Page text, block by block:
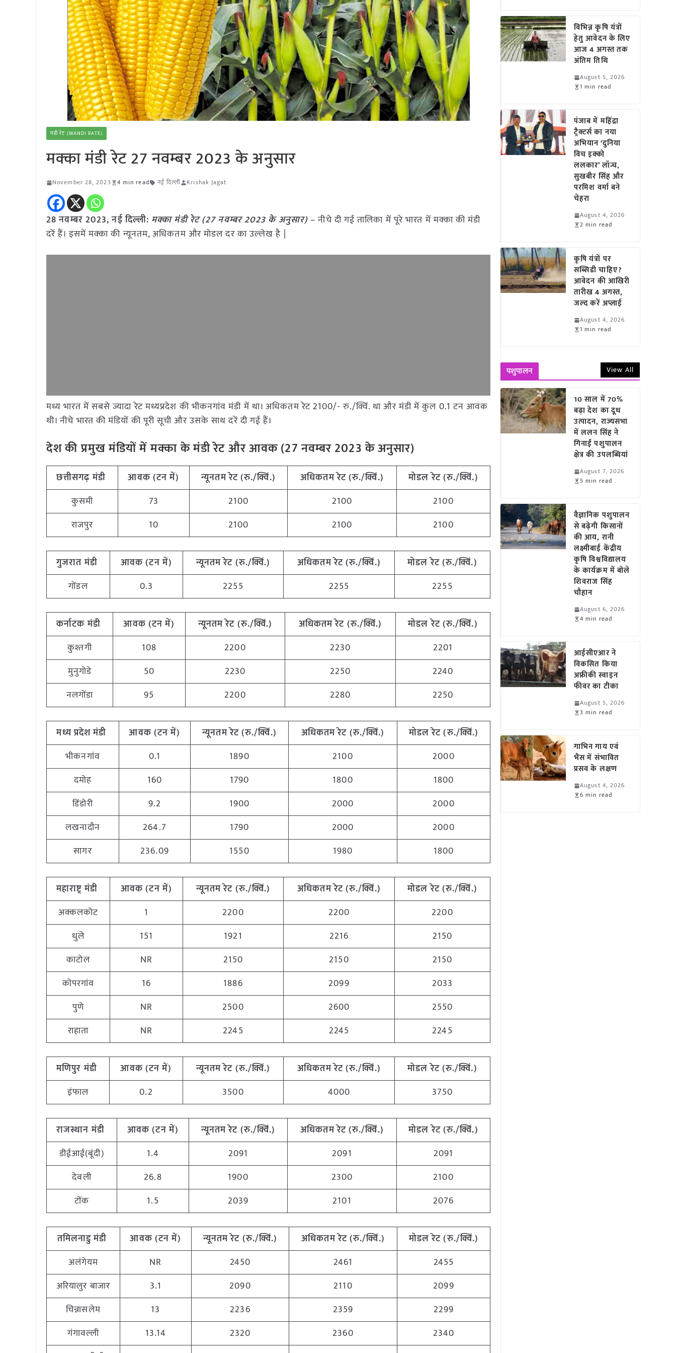
मंडी रेट (MANDI RATE)
मक्का मंडी रेट 27 नवम्बर 2023 के अनुसार
November 28, 2023 4 min read नई दिल्ली Krishak Jagat
28 नवम्बर 2023, नई दिल्ली: मक्कामंडी रेट (27 नवम्बर2023 के अनुसार) – नीचे दी गई तालिका में पूरे भारत में मक्का की मंडी
दरें हैं। इसमें मक्का की न्यूनतम, अधिकतम और मोडल दर का उल्लेख है |
मध्य भारत में सबसे ज्यादा रेट मध्यप्रदेश की भीकनगांव मंडी में था। अधिकतम रेट 2100/- रु./क्विं. था और मंडी में कुल 0.1 टन आवक
थी। नीचे भारत की मंडियों की पूरी सूची और उसके साथ दरें दी गई हैं।
देश की प्रमुख मंडियों में मक्काके मंडी रेट और आवक (27 नवम्बर 2023 के अनुसार)
छत्तीसगढ़मंडी आवक (टन में) न्यूनतमरेट (रु./क्विं.) अधिकतमरेट (रु./क्विं.) मोडल रेट(रु./क्विं.)
कुसमी
73 2100 2100
2100
राजपुर
10 2100 2100 2100
गुजरातमंडी आवक (टनमें) न्यूनतमरेट (रु./क्विं.) अधिकतमरेट (रु./क्विं.) मोडल रेट(रु./क्विं.)
गोंडल
0.3 2255 2255 2255
कर्नाटकमंडी आवक (टन में) न्यूनतमरेट (रु./क्विं.) अधिकतमरेट (रु./क्विं.) मोडल रेट(रु./क्विं.)
कुश्तगी
108 2200 2230
2201
मुनुगोडे
50 2230 2250
2240
नलगोंडा
95 2200 2280 2250
मध्यप्रदेश मंडी आवक (टन में) न्यूनतमरेट (रु./क्विं.) अधिकतमरेट (रु./क्विं.) मोडल रेट(रु./क्विं.)
भीकनगांव
0.1 1890 2100
2000
दमोह
160 1790 1800
1800
डिंडोरी
9.2 1900 2000
2000
लखनादौन
264.7 1790 2000
2000
सागर
236.09 1550 1980 1800
महाराष्ट्रमंडी आवक (टनमें) न्यूनतमरेट (रु./क्विं.) अधिकतमरेट (रु./क्विं.) मोडल रेट(रु./क्विं.)
अक्कलकोट
1 2200 2200
2200
धुले
151 1921 2216
2150
काटोल
NR 2150 2150
2150
कोपरगांव
16 1886 2099
2033
पुणे
NR 2500 2600
2550
राहाता
NR 2245 2245 2245
मणिपुर मंडी आवक (टन में) न्यूनतमरेट (रु./क्विं.) अधिकतमरेट (रु./क्विं.) मोडल रेट(रु./क्विं.)
इंफाल
0.2 3500 4000 3750
राजस्थान मंडी आवक (टनमें) न्यूनतमरेट (रु./क्विं.) अधिकतमरेट (रु./क्विं.) मोडल रेट(रु./क्विं.)
डीईआई(बूंदी)
1.4 2091 2091
2091
देवली
26.8 1900 2300
2100
टोंक
1.5 2039 2101 2076
तमिलनाडुमंडी आवक (टन में) न्यूनतमरेट (रु./क्विं.) अधिकतमरेट (रु./क्विं.) मोडल रेट(रु./क्विं.)
अलंगेयम
NR 2450 2461
2455
अरियालुर बाजार
3.1 2090 2110
2099
चिन्नासलेम
13 2236 2359
2299
गंगावल्ली
13.14 2320 2360
2340
विभिन्न कृषि यंत्रों
हेतु आवेदन के लिए
आज 4 अगस्त तक
अंतिम तिथि
August 5, 2026
1 min read
पंजाब में महिंद्रा
ट्रैक्टर्स का नया
अभियान ‘दुनिया
विच इक्को
ललकार’ लॉन्च,
सुखबीर सिंह और
परमिश वर्मा बने
चेहरा
August 4, 2026
2 min read
कृषि यंत्रों पर
सब्सिडी चाहिए?
आवेदन की आखिरी
तारीख 4 अगस्त,
जल्द करें अप्लाई
August 4, 2026
1 min read
पशुपालन View All
10 साल में 70%
बढ़ा देश का दूध
उत्पादन, राज्यसभा
में ललन सिंह ने
गिनाईं पशुपालन
क्षेत्र की उपलब्धियां
August 7, 2026
5 min read
वैज्ञानिक पशुपालन
से बढ़ेगी किसानों
की आय, रानी
लक्ष्मीबाई केंद्रीय
कृषि विश्वविद्यालय
के कार्यक्रम में बोले
शिवराज सिंह
चौहान
August 6, 2026
4 min read
आईसीएआर ने
विकसित किया
अफ्रीकी स्वाइन
फीवर का टीका
August 5, 2026
3 min read
गाभिन गाय एवं
भैंस में संभावित
प्रसव के लक्षण
August 4, 2026
6 min read